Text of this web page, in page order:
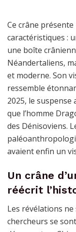
Ce crâne
caractéristiques :
une boîte
Néandertaliens,
et moderne. Son
ressemble
2025, le suspense
que l’homme
des Dénisoviens.
avaient enfin un
Un crâne
réécrit
Les révélations
chercheurs se